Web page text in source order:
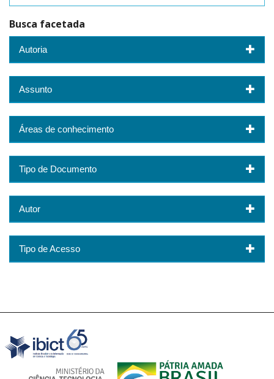
Busca facetada
Autoria
Assunto
Áreas de conhecimento
Tipo de Documento
Autor
Tipo de Acesso